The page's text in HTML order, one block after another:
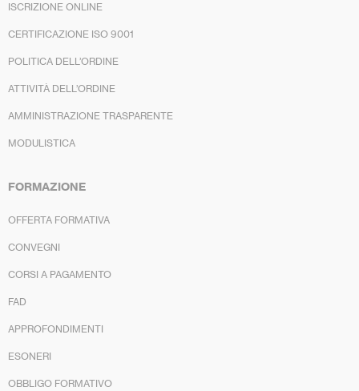
ISCRIZIONE ONLINE
CERTIFICAZIONE ISO 9001
POLITICA DELL’ORDINE
ATTIVITÀ DELL’ORDINE
AMMINISTRAZIONE TRASPARENTE
MODULISTICA
FORMAZIONE
OFFERTA FORMATIVA
CONVEGNI
CORSI A PAGAMENTO
FAD
APPROFONDIMENTI
ESONERI
OBBLIGO FORMATIVO